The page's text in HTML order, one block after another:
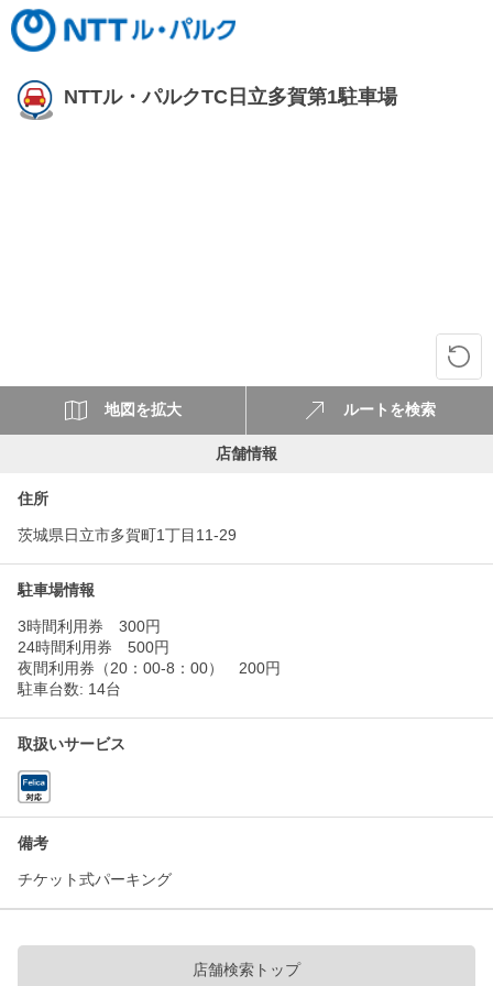
NTTル・パルクTC日立多賀第1駐車場
地図を拡大 ルートを検索
店舗情報
住所
茨城県日立市多賀町1丁目11-29
駐車場情報
3時間利用券 300円
24時間利用券 500円
夜間利用券（20：00-8：00） 200円
駐車台数: 14台
取扱いサービス
備考
チケット式パーキング
店舗検索トップ